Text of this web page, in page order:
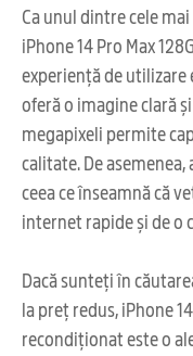
Ca unul dintre cele
iPhone 14 Pro Max
experiență de utilizare
oferă o imagine clară
megapixeli permite
calitate. De
ceea ce înseamnă că
internet rapide și de o
Dacă sunteți în
la preț redus, iPhone
recondiționat este o